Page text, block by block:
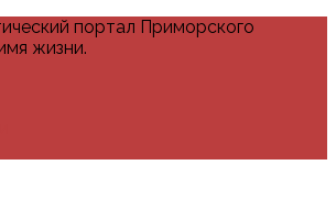
портал Приморского
жизни.